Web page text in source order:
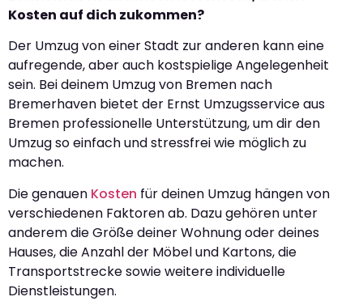
Kosten auf dich zukommen?
Der Umzug von einer Stadt zur anderen kann eine
aufregende, aber auch kostspielige Angelegenheit
sein. Bei deinem Umzug von Bremen nach
Bremerhaven bietet der Ernst Umzugsservice aus
Bremen professionelle Unterstützung, um dir den
Umzug so einfach und stressfrei wie möglich zu
machen.
Die genauen Kosten für deinen Umzug hängen von
verschiedenen Faktoren ab. Dazu gehören unter
anderem die Größe deiner Wohnung oder deines
Hauses, die Anzahl der Möbel und Kartons, die
Transportstrecke sowie weitere individuelle
Dienstleistungen.